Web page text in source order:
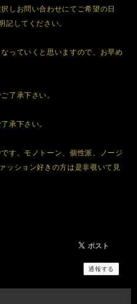
しお問い合わせにてご希望の日
記してください。
っていくと思いますので、お早め
了承下さい。
承下さい。
す。モノトーン、個性派、ノージ
ッション好きの方は是非覗いて見
通報する